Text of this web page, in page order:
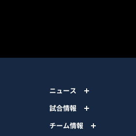
ニュース
試合情報
チーム情報